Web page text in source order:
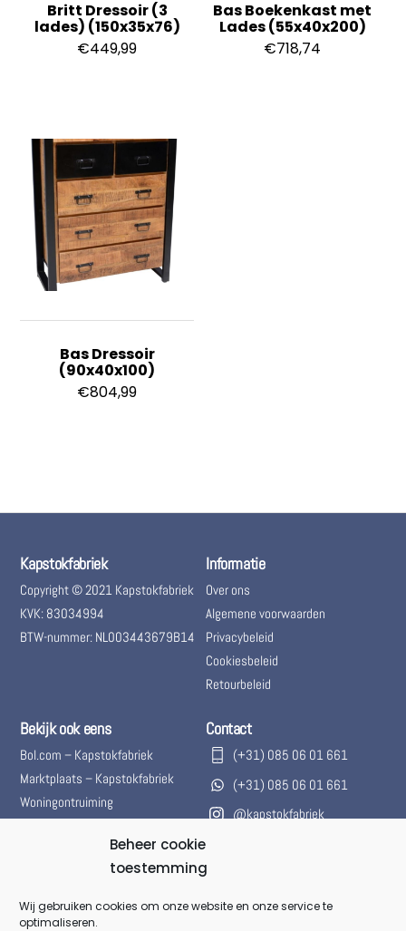
Beheer cookie
toestemming
Wij gebruiken cookies om onze website en onze service te
optimaliseren.
Britt Dressoir (3
lades) (150x35x76)
€449,99
Bas Boekenkast met
Lades (55x40x200)
€718,74
Bas Dressoir
(90x40x100)
€804,99
Kapstokfabriek
Copyright © 2021 Kapstokfabriek
KVK: 83034994
BTW-nummer: NL003443679B14
Informatie
Over ons
Algemene voorwaarden
Privacybeleid
Cookiesbeleid
Retourbeleid
Bekijk ook eens
Bol.com – Kapstokfabriek
Marktplaats – Kapstokfabriek
Woningontruiming
Contact
(+31) 085 06 01 661
(+31) 085 06 01 661
@kapstokfabriek